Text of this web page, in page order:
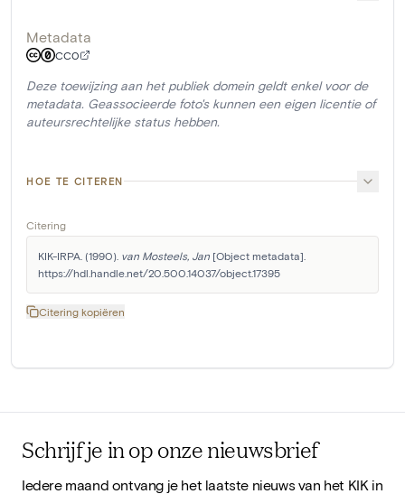
Metadata
CC0
Deze toewijzing aan het publiek domein geldt enkel voor de
metadata. Geassocieerde foto's kunnen een eigen licentie of
auteursrechtelijke status hebben.
HOE TE CITEREN
Citering
KIK-IRPA. (1990). van Mosteels, Jan [Object metadata].
https://hdl.handle.net/20.500.14037/object.17395
Citering kopiëren
Schrijf je in op onze nieuwsbrief
Iedere maand ontvang je het laatste nieuws van het KIK in